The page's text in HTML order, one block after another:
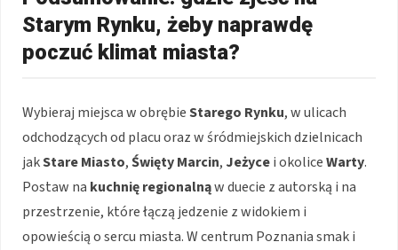
Starym Rynku, żeby naprawdę
poczuć klimat miasta?
Wybieraj miejsca w obrębieStarego Rynku, w ulicach
odchodzących od placu oraz w śródmiejskich dzielnicach
jakStare Miasto,Święty Marcin, Jeżycei okoliceWarty.
Postaw na kuchnię regionalnąw duecie z autorską i na
przestrzenie, które łączą jedzenie z widokiem i
opowieścią o sercu miasta. W centrum Poznania smak i